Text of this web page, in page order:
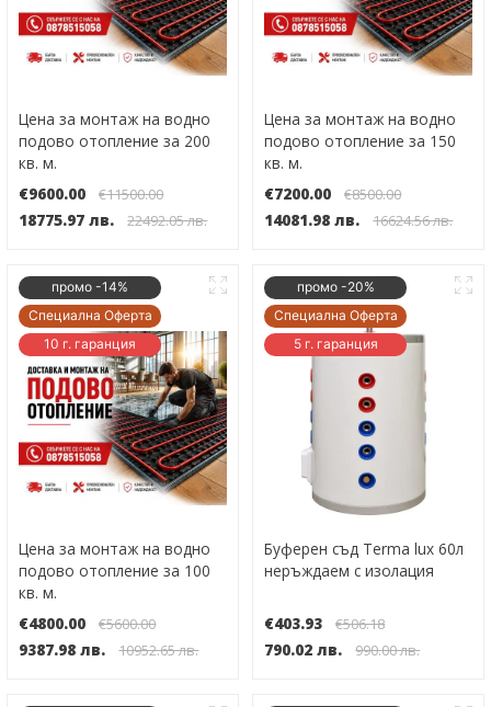
Цена за монтаж на водно
подово отопление за 200
кв. м.
€9600.00
€11500.00
18775.97 лв. 22492.05 лв.
Цена за монтаж на водно
подово отопление за 150
кв. м.
€7200.00
€8500.00
14081.98 лв. 16624.56 лв.
промо -14%
Специална Оферта
10 г. гаранция
Цена за монтаж на водно
подово отопление за 100
кв. м.
€4800.00
€5600.00
9387.98 лв. 10952.65 лв.
промо -20%
Специална Оферта
5 г. гаранция
Буферен съд Terma lux 60л
неръждаем с изолация
€403.93 €506.18
790.02 лв. 990.00 лв.